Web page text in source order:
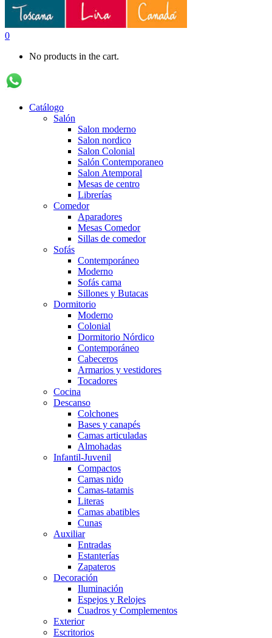
0
No products in the cart.
Catálogo
Salón
Salon moderno
Salon nordico
Salon Colonial
Salón Contemporaneo
Salon Atemporal
Mesas de centro
Librerías
Comedor
Aparadores
Mesas Comedor
Sillas de comedor
Sofás
Contemporáneo
Moderno
Sofás cama
Sillones y Butacas
Dormitorio
Moderno
Colonial
Dormitorio Nórdico
Contemporáneo
Cabeceros
Armarios y vestidores
Tocadores
Cocina
Descanso
Colchones
Bases y canapés
Camas articuladas
Almohadas
Infantil-Juvenil
Compactos
Camas nido
Camas-tatamis
Literas
Camas abatibles
Cunas
Auxiliar
Entradas
Estanterías
Zapateros
Decoración
Iluminación
Espejos y Relojes
Cuadros y Complementos
Exterior
Escritorios